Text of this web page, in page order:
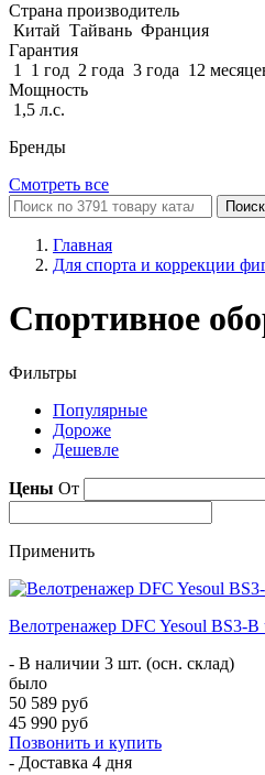
Страна производитель
Китай Тайвань Франция
Гарантия
1
1 год 2 года 3 года 12
Мощность
1,5 л.с.
Бренды
Смотреть все
Поиск
Главная
Для спорта и коррекции
Спортивное
Фильтры
Популярные
Дороже
Дешевле
Цены От
Применить
Велотренажер DFC Yesoul BS3-
- В наличии 3 шт. (осн. склад)
было
50 589 руб
45 990 руб
Позвонить и купить
- Доставка 4 дня